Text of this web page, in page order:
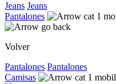
Jeans Jeans
Pantalones
Volver
Pantalones Pantalones
Camisas